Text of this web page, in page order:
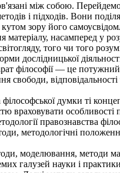
між собою.
і підходів. Вони
зору його
насамперед у
того чи того
дослідницької
філософії — це
свободи,
думки ті
враховувати
правознавства
методологічні
моделювання, методи
галузей науки і